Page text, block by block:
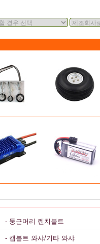
- 둥근머리 렌치볼트
- 캡볼트 와샤/기타 와샤